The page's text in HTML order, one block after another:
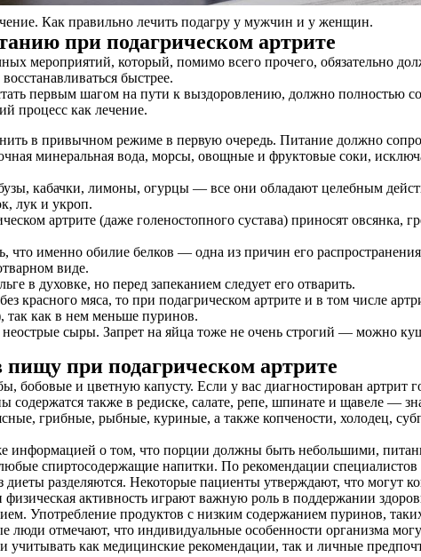
Как правильно лечить подагру у мужчин и у женщин.
при подагрическом артрите
мероприятий, который, помимо всего прочего, обязательно
быстрее.
первым шагом на пути к выздоровлению, должно полностью
процесс как лечение.
в привычном режиме в первую очередь. Питание должно
минеральная вода, морсы, овощные и фруктовые соки,
кабачки, лимоны, огурцы — все они обладают целебным
лук и укроп.
артрите (даже голеностопного сустава) приносят овсянка,
что именно обилие белков — одна из причин его
виде.
в духовке, но перед запеканием следует его отварить.
красного мяса, то при подагрическом артрите и в том числе
так как в нем меньше пуринов.
неострые сыры. Запрет на яйца тоже не очень строгий — можно
пищу при подагрическом артрите
бобовые и цветную капусту. Если у вас диагностирован артрит
содержатся также в редиске, салате, репе, шпинате и щавеле —
грибные, рыбные, куриные, а также копчености, холодец,
информацией о том, что порции должны быть небольшими,
спиртосодержащие напитки. По рекомендации
диеты разделяются. Некоторые пациенты утверждают, что
активность играют важную роль в поддержании
Употребление продуктов с низким содержанием пуринов,
люди отмечают, что индивидуальные особенности организма
как медицинские рекомендации, так и личные